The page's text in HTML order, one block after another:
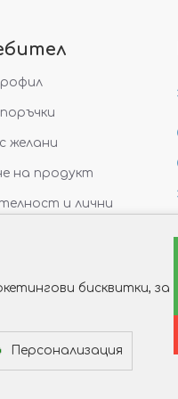
желани
на продукт
и лични
бисквитки, за
Персонализация